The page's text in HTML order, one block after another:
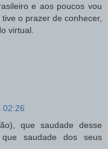
e aos poucos vou
o prazer de conhecer,
virtual.
02:26
que saudade desse
saudade dos seus